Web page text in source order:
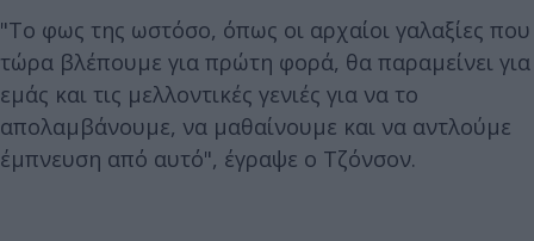
"Το φως της ωστόσο, όπως οι αρχαίοι γαλαξίες που
τώρα βλέπουμε για πρώτη φορά, θα παραμείνει για
εμάς και τις μελλοντικές γενιές για να το
απολαμβάνουμε, να μαθαίνουμε και να αντλούμε
έμπνευση από αυτό", έγραψε ο Τζόνσον.